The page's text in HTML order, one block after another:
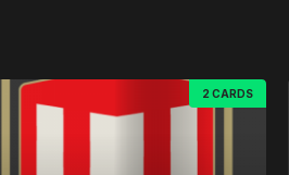
2 CARDS